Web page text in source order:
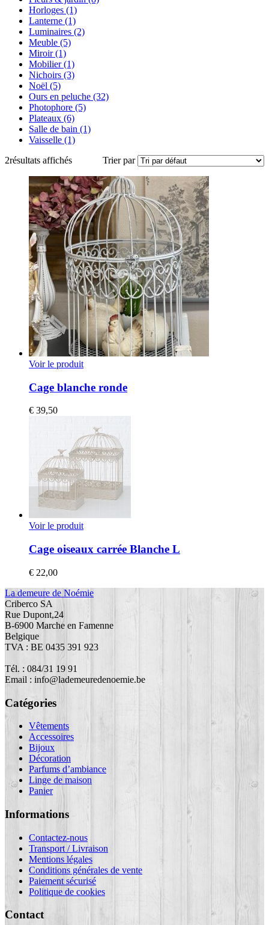
Horloges (1)
Lanterne (1)
Luminaires (2)
Meuble (5)
Miroir(1)
Mobilier(1)
Nichoirs (3)
Noël (5)
Ours en peluche (32)
Photophore (5)
Plateaux (6)
Salle de bain (1)
Vaisselle (1)
2résultats affichés Trier par
Voir le produit
Cage blanche ronde
€ 39,50
Voir le produit
Cage oiseaux carrée Blanche L
€ 22,00
La demeure de Noémie
Criberco SA
Rue Dupont,24
B-6900 Marche en Famenne
Belgique
TVA : BE 0435 391 923
Tél. : 084/31 19 91
Email : info@lademeuredenoemie.be
Catégories
Vêtements
Accessoires
Bijoux
Décoration
Parfums d’ambiance
Linge de maison
Panier
Informations
Contactez-nous
Transport / Livraison
Mentions légales
Conditions générales de vente
Paiement sécurisé
Politique de cookies
Contact